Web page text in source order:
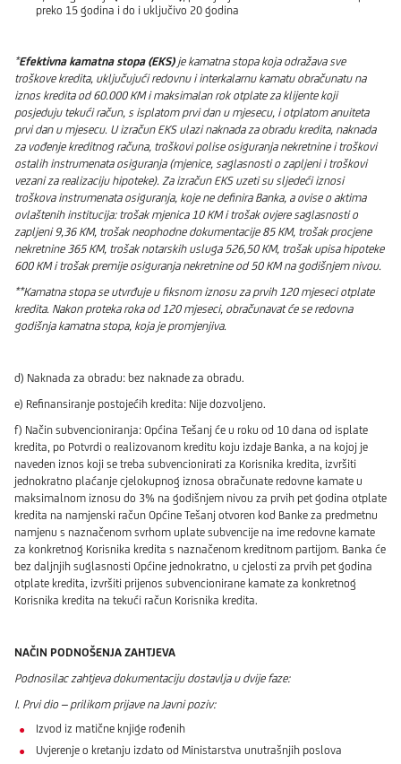
preko 15 godina i do i uključivo 20 godina
*Efektivna kamatna stopa (EKS)je kamatna stopa koja odražava sve
troškove kredita, uključujući redovnu i interkalarnu kamatu obračunatu na
iznos kredita od 60.000 KM i maksimalan rok otplate za klijente koji
posjeduju tekući račun, s isplatom prvi dan u mjesecu, i otplatom anuiteta
prvi dan u mjesecu. U izračun EKS ulazi naknada za obradu kredita, naknada
za vođenje kreditnog računa, troškovi polise osiguranja nekretnine i troškovi
ostalih instrumenata osiguranja (mjenice, saglasnosti o zapljeni i troškovi
vezani za realizaciju hipoteke). Za izračun EKS uzeti su sljedeći iznosi
troškova instrumenata osiguranja, koje ne definira Banka, a ovise o aktima
ovlaštenih institucija: trošak mjenica 10 KM i trošak ovjere saglasnosti o
zapljeni 9,36 KM, trošak neophodne dokumentacije 85 KM, trošak procjene
nekretnine 365 KM, trošak notarskih usluga 526,50 KM, trošak upisa hipoteke
600 KM i trošak premije osiguranja nekretnine od 50 KM na godišnjem nivou.
**Kamatna stopa se utvrđuje u fiksnom iznosu za prvih 120 mjeseci otplate
kredita. Nakon proteka roka od 120 mjeseci, obračunavat će se redovna
godišnja kamatna stopa, koja je promjenjiva.
d) Naknada za obradu: bez naknade za obradu.
e) Refinansiranje postojećih kredita: Nije dozvoljeno.
f) Način subvencioniranja: Općina Tešanj će u roku od 10 dana od isplate
kredita, po Potvrdi o realizovanom kreditu koju izdaje Banka, a na kojoj je
naveden iznos koji se treba subvencionirati za Korisnika kredita, izvršiti
jednokratno plaćanje cjelokupnog iznosa obračunate redovne kamate u
maksimalnom iznosu do 3% na godišnjem nivou za prvih pet godina otplate
kredita na namjenski račun Općine Tešanj otvoren kod Banke za predmetnu
namjenu s naznačenom svrhom uplate subvencije na ime redovne kamate
za konkretnog Korisnika kredita s naznačenom kreditnom partijom. Banka će
bez daljnjih suglasnosti Općine jednokratno, u cjelosti za prvih pet godina
otplate kredita, izvršiti prijenos subvencionirane kamate za konkretnog
Korisnika kredita na tekući račun Korisnika kredita.
NAČIN PODNOŠENJA ZAHTJEVA
Podnosilac zahtjeva dokumentaciju dostavlja u dvije faze:
I. Prvi dio – prilikom prijave na Javni poziv:
Izvod iz matične knjige rođenih
Uvjerenje o kretanju izdato od Ministarstva unutrašnjih poslova